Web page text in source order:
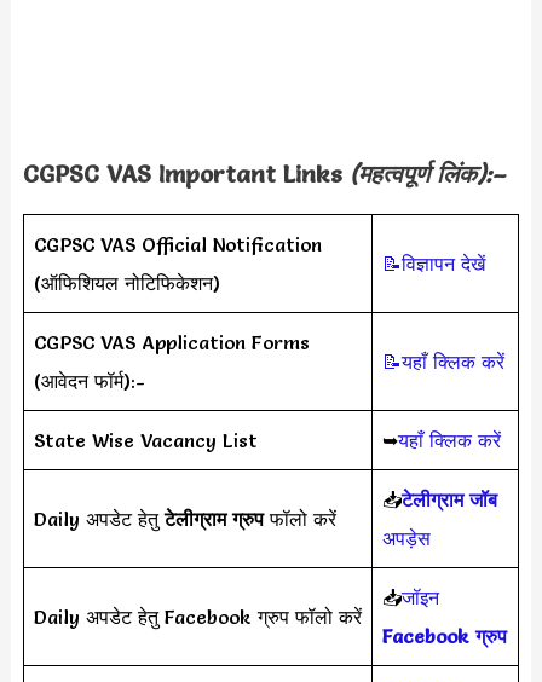
CGPSC VAS Important Links (महत्वपूर्ण लिंक):–
CGPSC VAS Official Notification
(ऑफिशियल नोटिफिकेशन)
📝विज्ञापन देखें
CGPSC VAS Application Forms
(आवेदन फॉर्म):-
📝यहाँ क्लिक करें
State Wise Vacancy List ➥यहाँ क्लिक करें
Daily अपडेट हेतुटेलीग्राम ग्रुपफॉलो करें
📥टेलीग्राम जॉब
अपड़ेस
Daily अपडेट हेतु Facebook ग्रुप फॉलो करें
📥जॉइन
Facebook ग्रुप